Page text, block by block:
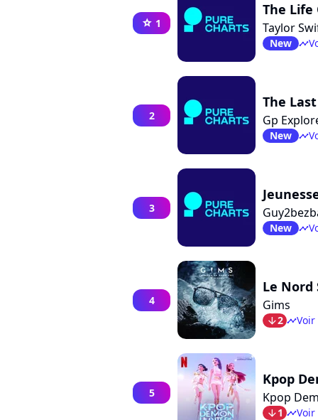
star 1
The Life
Taylor
New timeline
2
The
Gp
New timeline
3
New timeline
4
Le Nord
Gims
arrow_bot2 timelineVoir
5
Kpop
Kpop
arrow_bot1 timelineVoir